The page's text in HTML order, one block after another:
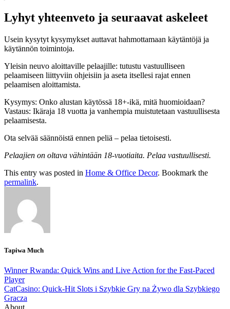
Lyhyt yhteenveto ja seuraavat askeleet
Usein kysytyt kysymykset auttavat hahmottamaan käytäntöjä ja
käytännön toimintoja.
Yleisin neuvo aloittaville pelaajille: tutustu vastuulliseen
pelaamiseen liittyviin ohjeisiin ja aseta itsellesi rajat ennen
pelaamisen aloittamista.
Kysymys: Onko alustan käytössä 18+-ikä, mitä huomioidaan?
Vastaus: Ikäraja 18 vuotta ja vanhempia muistutetaan vastuullisesta
pelaamisesta.
Ota selvää säännöistä ennen peliä – pelaa tietoisesti.
Pelaajien on oltava vähintään 18-vuotiaita. Pelaa vastuullisesti.
This entry was posted in Home & Office Decor. Bookmark the
permalink.
Tapiwa Much
Winner Rwanda: Quick Wins and Live Action for the Fast‑Paced
Player
CatCasino: Quick‑Hit Slots i Szybkie Gry na Żywo dla Szybkiego
Gracza
About